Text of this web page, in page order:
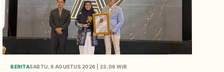
BERITASABTU, 8 AGUSTUS 2026 | 23.06 WIB